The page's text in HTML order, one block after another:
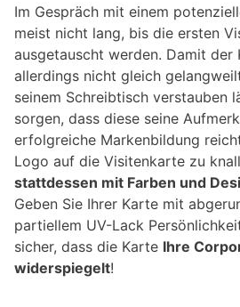
Im Gespräch mit einem
meist nicht lang, bis die ersten
ausgetauscht werden. Damit der
allerdings nicht gleich
seinem Schreibtisch verstauben
sorgen, dass diese seine
erfolgreiche Markenbildung
Logo auf die Visitenkarte zu
stattdessen mit Farben und
Geben Sie Ihrer Karte mit
partiellem UV-Lack
sicher, dass die Karte Ihre
widerspiegelt!